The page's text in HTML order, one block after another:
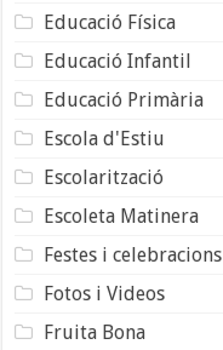
Educació Física
Educació Infantil
Educació Primària
Escola d'Estiu
Escolarització
Escoleta Matinera
Festes i celebracions
Fotos i Videos
Fruita Bona